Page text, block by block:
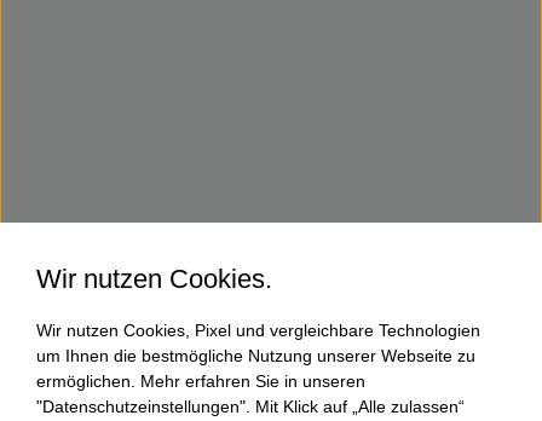
Wir nutzen Cookies.
Wir nutzen Cookies, Pixel und vergleichbare Technologien
um Ihnen die bestmögliche Nutzung unserer Webseite zu
ermöglichen. Mehr erfahren Sie in unseren
"Datenschutzeinstellungen". Mit Klick auf „Alle zulassen“